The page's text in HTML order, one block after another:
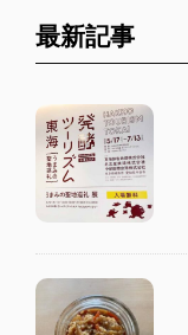
最新記事